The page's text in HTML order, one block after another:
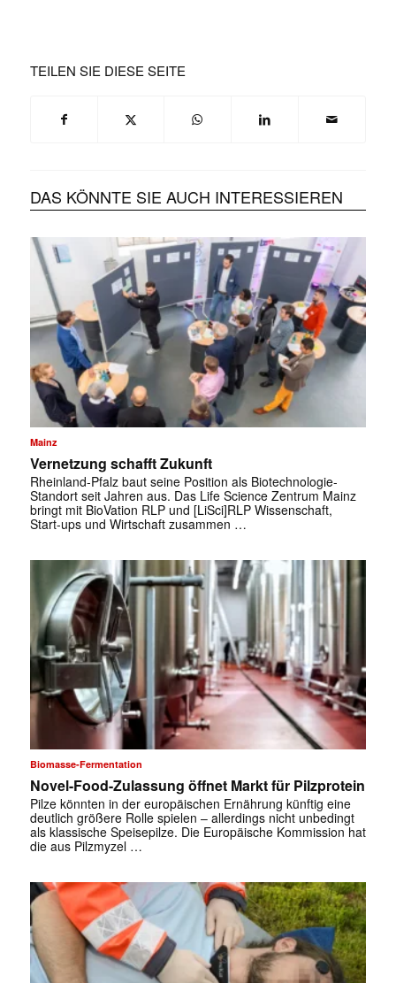
TEILEN SIE DIESE SEITE
DAS KÖNNTE SIE AUCH INTERESSIEREN
Mainz
Vernetzung schafft Zukunft
Rheinland-Pfalz baut seine Position als Biotechnologie-
Standort seit Jahren aus. Das Life Science Zentrum Mainz
bringt mit BioVation RLP und [LiSci]RLP Wissenschaft,
Start-ups und Wirtschaft zusammen …
Biomasse-Fermentation
Novel-Food-Zulassung öffnet Markt für Pilzprotein
Pilze könnten in der europäischen Ernährung künftig eine
deutlich größere Rolle spielen – allerdings nicht unbedingt
als klassische Speisepilze. Die Europäische Kommission hat
die aus Pilzmyzel …